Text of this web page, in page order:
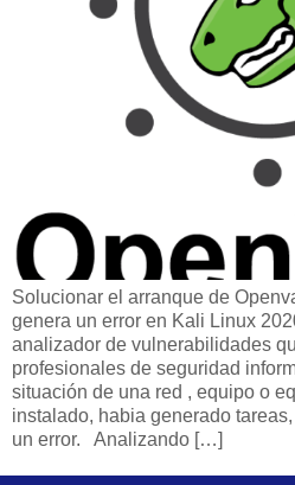
Solucionar el arranque de
genera un error en Kali Linux
analizador de vulnerabilidades
profesionales de seguridad
situación de una red , equipo o
instalado, habia generado
un error. Analizando […]